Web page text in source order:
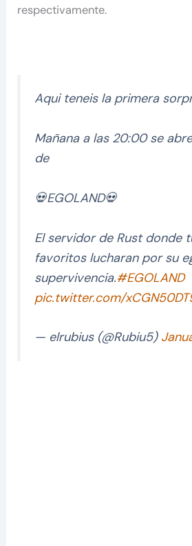
respectivamente.
Aqui teneis la primera
Mañana a las 20:00 se
de
💀EGOLAND💀
El servidor de Rust donde
favoritos lucharan por su
supervivencia.#EGOLAND
pic.twitter.com/
— elrubius (@Rubiu5)